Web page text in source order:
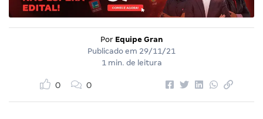
Por Equipe Gran
Publicado em 29/11/21
1 min. de leitura
0 0